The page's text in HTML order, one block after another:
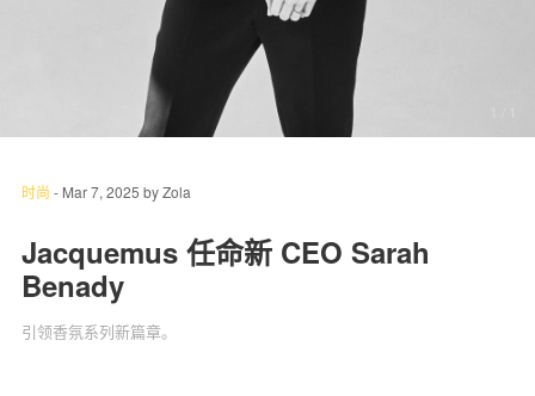
时尚 - Mar 7, 2025 byZola
Jacquemus 任命新 CEO Sarah
Benady
引领香氛系列新篇章。